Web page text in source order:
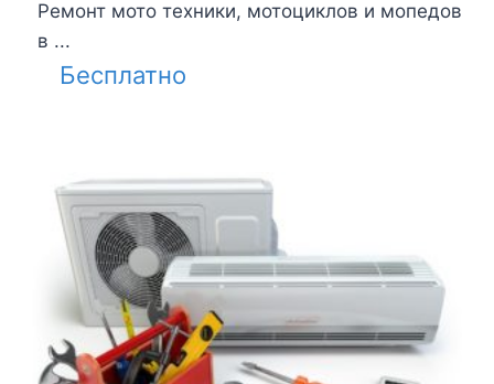
Ремонт мото техники, мотоциклов и мопедов
в ...
Бесплатно